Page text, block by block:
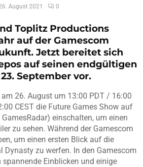
August 2021 0
Toplitz Productions
auf der Gamescom
Jetzt bereitet sich
auf seinen endgültigen
September vor.
26. August um 13:00 PDT / 16:00
CEST die Future Games Show auf
einschalten, um einen
zu sehen. Während der Gamescom
um einen ersten Blick auf die
Dynasty zu werfen. In den Gamescom
Einblicken und einige